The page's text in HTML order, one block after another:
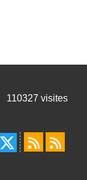
110327 visites